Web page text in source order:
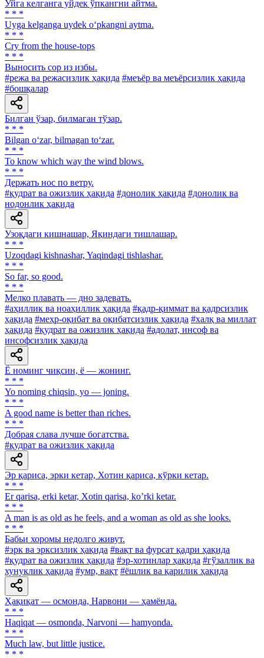
Уйга келганга уйдек ўпкангни айтма.
* * *
Uyga kelganga uydek o‘pkangni aytma.
* * *
Cry from the house-tops
* * *
Выносить cop из избы.
#режа ва режасизлик ҳақида #меъёр ва меъёрсизлик ҳақида
#бошқалар
Билган ўзар, билмаган тўзар.
* * *
Bilgan o‘zar, bilmagan to‘zar.
* * *
To know which way the wind blows.
* * *
Держать нос по ветру.
#қудрат ва ожизлик ҳақида #донолик ҳақида #донолик ва
нодонлик ҳақида
Узоқдаги кишнашар, Яқиндаги тишлашар.
* * *
Uzoqdagi kishnashar, Yaqindagi tishlashar.
* * *
So far, so good.
* * *
Мелко плавать — дно задевать.
#аҳиллик ва ноаҳиллик ҳақида #қадр-қиммат ва қадрсизлик
ҳақида #меҳр-оқибат ва оқибатсизлик ҳақида #халқ ва миллат
ҳақида #қудрат ва ожизлик ҳақида #адолат, инсоф ва
инсофсизлик ҳақида
Ё номинг чиқсин, ё — жонинг.
* * *
Yo noming chiqsin, yo — joning.
* * *
A good name is better than riches.
* * *
Добрая слава лучше богатства.
#қудрат ва ожизлик ҳақида
Эр қариса, эрки кетар, Хотин қариса, кўрки кетар.
* * *
Er qarisa, erki ketar, Xotin qarisa, koʼrki ketar.
* * *
A man is as old as he feels, and a woman as old as she looks.
* * *
Бабьи хоромы недолго живут.
#эрк ва эрксизлик ҳақида #вақт ва фурсат қадри ҳақида
#қудрат ва ожизлик ҳақида #эр-хотинлар ҳақида #гўзаллик ва
хунуклик ҳақида #умр, вақт #ёшлик ва қарилик ҳақида
Ҳақиқат — осмонда, Нарвони — ҳамёнда.
* * *
Haqiqat — osmonda, Narvoni — hamyonda.
* * *
Much law, but little justice.
* * *